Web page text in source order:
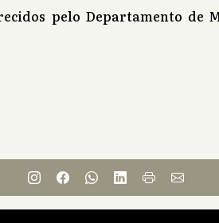
pelo Departamento de